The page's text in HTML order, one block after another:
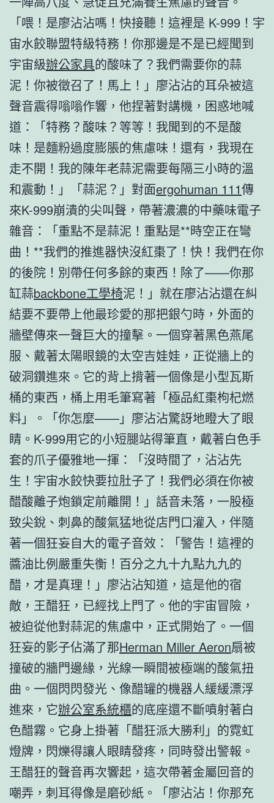
「喂！是廖沾沾嗎！快接聽！這裡是 K-999！宇
宙水餃聯盟特級特務！你那邊是不是已經聞到
宇宙級辦公家具的酸味了？我們需要你的蒜
泥！你被徵召了！馬上！」廖沾沾的耳朵被這
聲音震得嗡嗡作響，他捏著對講機，困惑地喊
道：「特務？酸味？等等！我聞到的不是酸
味！是麵粉過度膨脹的焦慮味！還有，我現在
走不開！我的陳年老蒜泥需要每隔三小時的溫
和震動！」「蒜泥？」對面ergohuman 111傳
來K-999崩潰的尖叫聲，帶著濃濃的中藥味電子
雜音：「重點不是蒜泥！重點是**時空正在彎
曲！**我們的推進器快沒紅棗了！快！我們在你
的後院！別帶任何多餘的東西！除了——你那
缸蒜backbone工學椅泥！」就在廖沾沾還在糾
結要不要帶上他最珍愛的那把銀勺時，外面的
牆壁傳來一聲巨大的撞擊。一個穿著黑色燕尾
服、戴著太陽眼鏡的太空吉娃娃，正從牆上的
破洞鑽進來。它的背上揹著一個像是小型瓦斯
桶的東西，桶上用毛筆寫著「極品紅棗枸杞燃
料」。「你怎麼——」廖沾沾驚訝地瞪大了眼
睛。K-999用它的小短腿站得筆直，戴著白色手
套的爪子優雅地一揮：「沒時間了，沾沾先
生！宇宙水餃快要拉肚子了！我們必須在你被
醋酸離子炮鎖定前離開！」話音未落，一股極
致尖銳、刺鼻的酸氣猛地從店門口灌入，伴隨
著一個狂妄自大的電子音效：「警告！這裡的
醬油比例嚴重失衡！百分之九十九點九九的
醋，才是真理！」廖沾沾知道，這是他的宿
敵，王醋狂，已經找上門了。他的宇宙冒險，
被迫從他對蒜泥的焦慮中，正式開始了。一個
狂妄的影子佔滿了那Herman Miller Aeron扇被
撞破的牆門邊緣，光線一瞬間被極端的酸氣扭
曲。一個閃閃發光、像醋罐的機器人緩緩漂浮
進來，它辦公室系統櫃的底座還不斷噴射著白
色醋霧。它身上掛著「醋狂派大勝利」的霓虹
燈牌，閃爍得讓人眼睛發疼，同時發出警報。
王醋狂的聲音再次響起，這次帶著金屬回音的
嘲弄，刺耳得像是磨砂紙。「廖沾沾！你那充